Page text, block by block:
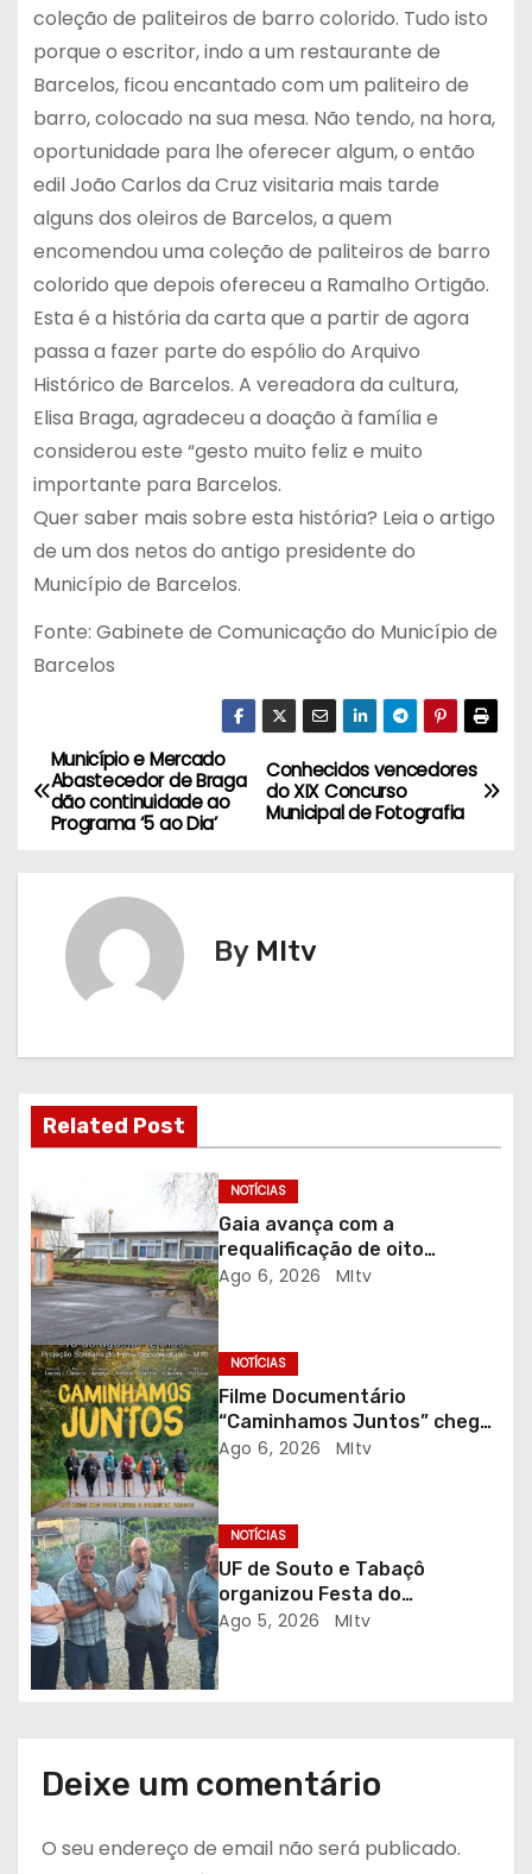
coleção de paliteiros de barro colorido. Tudo isto
porque o escritor, indo a um restaurante de
Barcelos, ficou encantado com um paliteiro de
barro, colocado na sua mesa. Não tendo, na hora,
oportunidade para lhe oferecer algum, o então
edil João Carlos da Cruz visitaria mais tarde
alguns dos oleiros de Barcelos, a quem
encomendou uma coleção de paliteiros de barro
colorido que depois ofereceu a Ramalho Ortigão.
Esta é a história da carta que a partir de agora
passa a fazer parte do espólio do Arquivo
Histórico de Barcelos. A vereadora da cultura,
Elisa Braga, agradeceu a doação à família e
considerou este “gesto muito feliz e muito
importante para Barcelos.
Quer saber mais sobre esta história? Leia o artigo
de um dos netos do antigo presidente do
Município de Barcelos.
Fonte: Gabinete de Comunicação do Município de
Barcelos
N
a
v
ç
ã
d
e
a
r
t
i
g
o
s
Conhecidos vencedores
do XIX Concurso
Municipal de Fotografia
Município e Mercado
Abastecedor de Braga
dão continuidade ao
Programa ‘5 ao Dia’
By MItv
Related Post
NOTÍCIAS
Gaia avança com a
requalificação de oito
escolas prioritárias
Ago 6, 2026 MItv
NOTÍCIAS
Filme Documentário
“Caminhamos Juntos” chega
ao Auditório do C.E.R. Vagos
Ago 6, 2026 MItv
NOTÍCIAS
UF de Souto e Tabaçô
organizou Festa do
Emigrante
Ago 5, 2026 MItv
Deixe um comentário
O seu endereço de email não será publicado.